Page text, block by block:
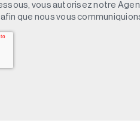
vous autorisez notre
que nous vous